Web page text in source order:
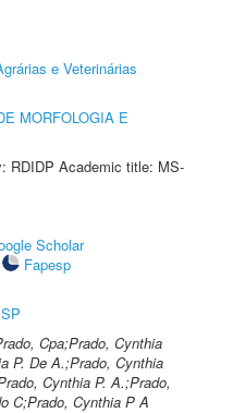
e Veterinárias
MORFOLOGIA E
RDIDP Academic title: MS-
Scholar
Fapesp
Cpa;Prado, Cynthia
P. De A.;Prado, Cynthia
Cynthia P. A.;Prado,
C;Prado, Cynthia P A